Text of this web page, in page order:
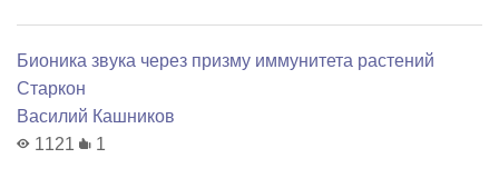
Бионика звука через призму иммунитета растений
Старкон
Василий Кашников
1121
1